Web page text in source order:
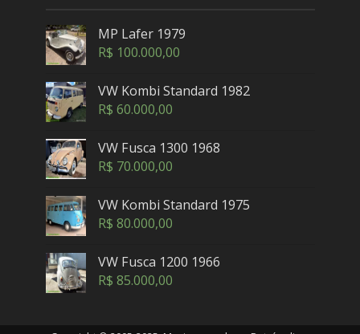
MP Lafer 1979
R$ 100.000,00
VW Kombi Standard 1982
R$ 60.000,00
VW Fusca 1300 1968
R$ 70.000,00
VW Kombi Standard 1975
R$ 80.000,00
VW Fusca 1200 1966
R$ 85.000,00